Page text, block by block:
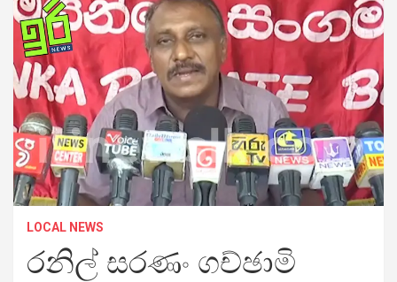
LOCAL NEWS
රනිල් සරණං ගච්ඡාමි